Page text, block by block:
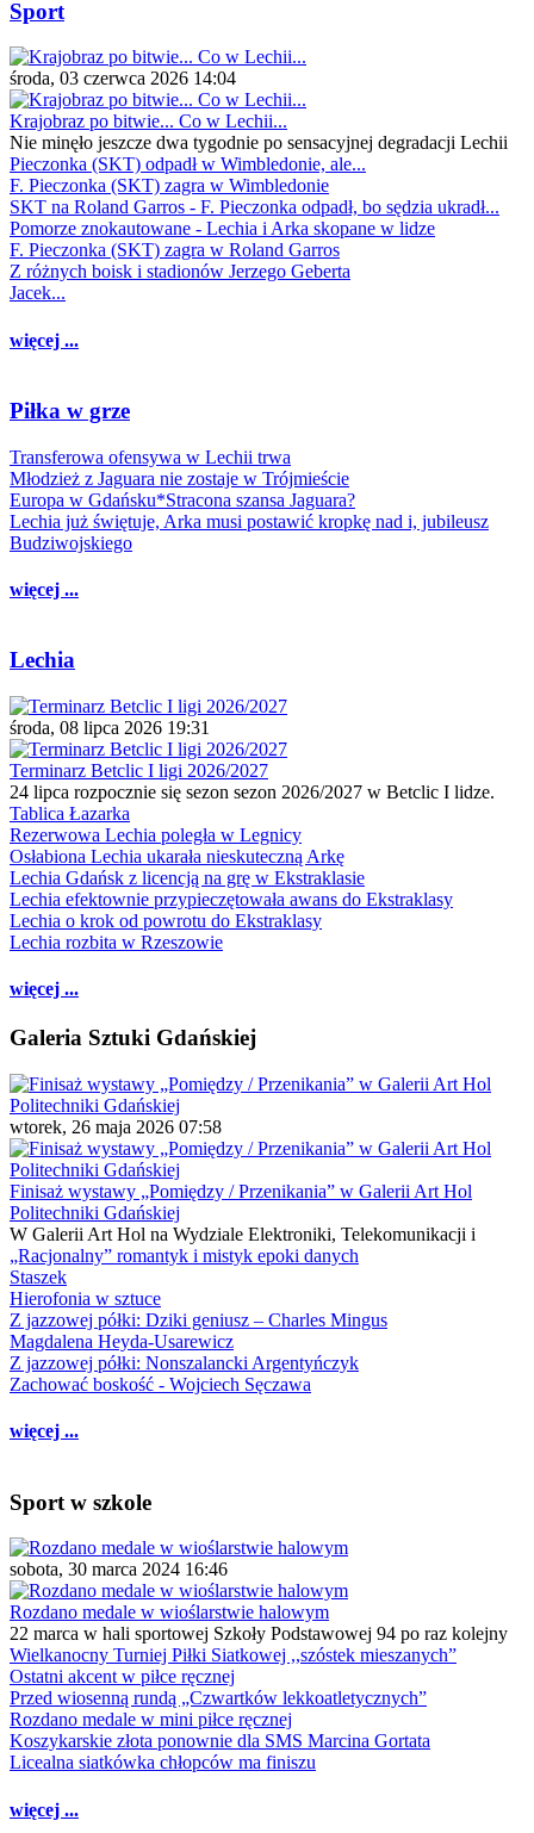
Sport
środa, 03 czerwca 2026 14:04
Krajobraz po bitwie... Co w Lechii...
Nie minęło jeszcze dwa tygodnie po sensacyjnej degradacji Lechii
Pieczonka (SKT) odpadł w Wimbledonie, ale...
F. Pieczonka (SKT) zagra w Wimbledonie
SKT na Roland Garros - F. Pieczonka odpadł, bo sędzia ukradł...
Pomorze znokautowane - Lechia i Arka skopane w lidze
F. Pieczonka (SKT) zagra w Roland Garros
Z różnych boisk i stadionów Jerzego Geberta
Jacek...
więcej ...
Piłka w grze
Transferowa ofensywa w Lechii trwa
Młodzież z Jaguara nie zostaje w Trójmieście
Europa w Gdańsku*Stracona szansa Jaguara?
Lechia już świętuje, Arka musi postawić kropkę nad i, jubileusz
Budziwojskiego
więcej ...
Lechia
środa, 08 lipca 2026 19:31
Terminarz Betclic I ligi 2026/2027
24 lipca rozpocznie się sezon sezon 2026/2027 w Betclic I lidze.
Tablica Łazarka
Rezerwowa Lechia poległa w Legnicy
Osłabiona Lechia ukarała nieskuteczną Arkę
Lechia Gdańsk z licencją na grę w Ekstraklasie
Lechia efektownie przypieczętowała awans do Ekstraklasy
Lechia o krok od powrotu do Ekstraklasy
Lechia rozbita w Rzeszowie
więcej ...
Galeria Sztuki Gdańskiej
wtorek, 26 maja 2026 07:58
Finisaż wystawy „Pomiędzy / Przenikania” w Galerii Art Hol
Politechniki Gdańskiej
W Galerii Art Hol na Wydziale Elektroniki, Telekomunikacji i
„Racjonalny” romantyk i mistyk epoki danych
Staszek
Hierofonia w sztuce
Z jazzowej półki: Dziki geniusz – Charles Mingus
Magdalena Heyda-Usarewicz
Z jazzowej półki: Nonszalancki Argentyńczyk
Zachować boskość - Wojciech Sęczawa
więcej ...
Sport w szkole
sobota, 30 marca 2024 16:46
Rozdano medale w wioślarstwie halowym
22 marca w hali sportowej Szkoły Podstawowej 94 po raz kolejny
Wielkanocny Turniej Piłki Siatkowej ,,szóstek mieszanych”
Ostatni akcent w piłce ręcznej
Przed wiosenną rundą „Czwartków lekkoatletycznych”
Rozdano medale w mini piłce ręcznej
Koszykarskie złota ponownie dla SMS Marcina Gortata
Licealna siatkówka chłopców ma finiszu
więcej ...